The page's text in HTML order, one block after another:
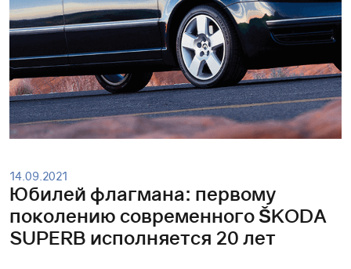
14.09.2021
Юбилей флагмана: первому
поколению современного ŠKODА
SUPERB исполняется 20 лет